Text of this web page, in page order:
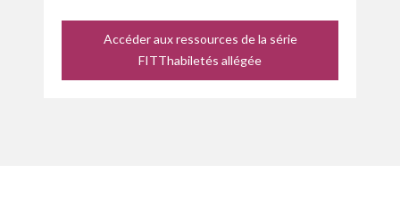
Accéder aux ressources de la série
FITThabiletés allégée